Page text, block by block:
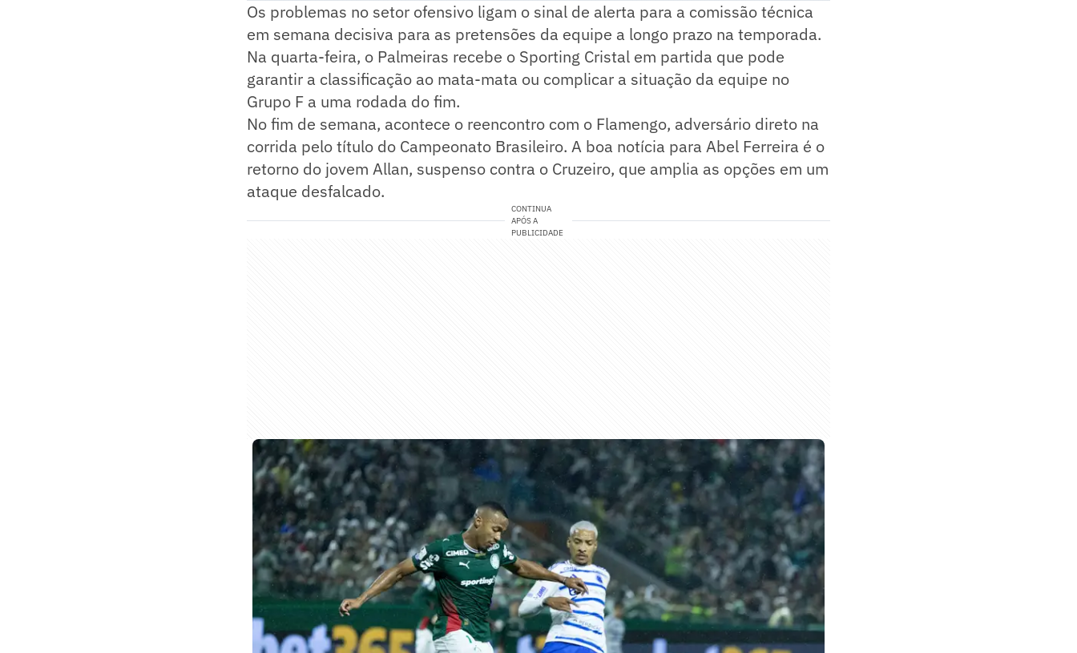
Os problemas no setor ofensivo ligam o sinal de alerta para a comissão técnica
em semana decisiva para as pretensões da equipe a longo prazo na temporada.
Na quarta-feira, o Palmeiras recebe o Sporting Cristal em partida que pode
garantir a classificação ao mata-mata ou complicar a situação da equipe no
Grupo F a uma rodada do fim.
No fim de semana, acontece o reencontro com o Flamengo, adversário direto na
corrida pelo título do Campeonato Brasileiro. A boa notícia para Abel Ferreira é o
retorno do jovem Allan, suspenso contra o Cruzeiro, que amplia as opções em um
ataque desfalcado.
CONTINUA
APÓS A
PUBLICIDADE